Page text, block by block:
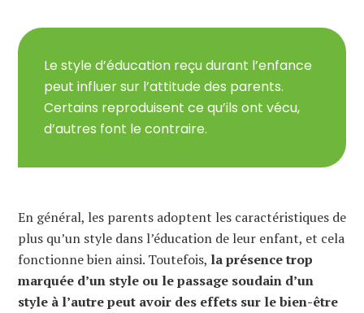
Le style d’éducation reçu durant l’enfance
peut influer sur l’attitude des parents.
Certains reproduisent ce qu’ils ont vécu,
d’autres font le contraire.
En général, les parents adoptent les caractéristiques de
plus qu’un style dans l’éducation de leur enfant, et cela
fonctionne bien ainsi. Toutefois, la présence trop
marquée d’un style ou le passage soudain d’un
style à l’autre peut avoir des effets sur le bien-être